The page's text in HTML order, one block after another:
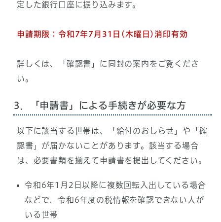
定した銀行口座に振り込みます。
申請期限：令和7年7月31日 (木曜日)消印有効
詳しくは、「確認書」に同封の案内をご覧くださ
い。
3．「申請書」による手続きが必要な方
以下に該当する世帯は、「給付のおしらせ」や「確
認書」が届かないことがあります。該当する場合
は、必要書類を揃えて申請書を提出してください。
令和6年1月2日以降に複数回転入出している場合
などで、令和6年度の税情報を確認できない人が
いる世帯